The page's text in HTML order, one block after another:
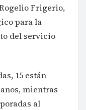
Frigerio,
para la
del servicio
15 están
mientras
al